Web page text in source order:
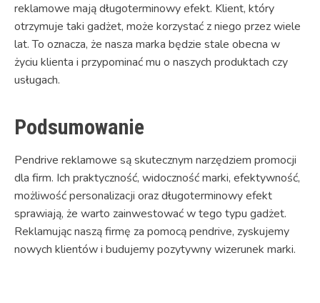
reklamowe mają długoterminowy efekt. Klient, który
otrzymuje taki gadżet, może korzystać z niego przez wiele
lat. To oznacza, że nasza marka będzie stale obecna w
życiu klienta i przypominać mu o naszych produktach czy
usługach.
Podsumowanie
Pendrive reklamowe są skutecznym narzędziem promocji
dla firm. Ich praktyczność, widoczność marki, efektywność,
możliwość personalizacji oraz długoterminowy efekt
sprawiają, że warto zainwestować w tego typu gadżet.
Reklamując naszą firmę za pomocą pendrive, zyskujemy
nowych klientów i budujemy pozytywny wizerunek marki.